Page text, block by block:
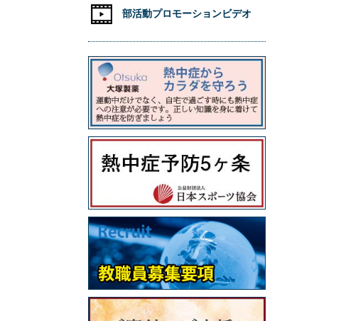
部活動プロモーションビデオ